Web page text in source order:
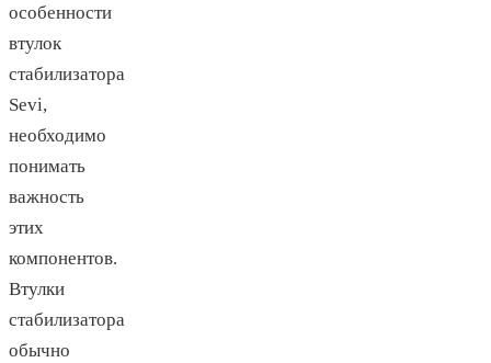
особенности
втулок
стабилизатора
Sevi,
необходимо
понимать
важность
этих
компонентов.
Втулки
стабилизатора
обычно